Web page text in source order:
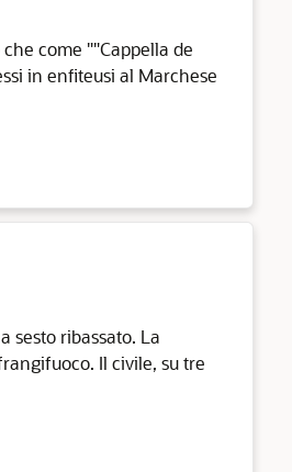
come ""Cappella de
in enfiteusi al Marchese
sesto ribassato. La
Il civile, su tre